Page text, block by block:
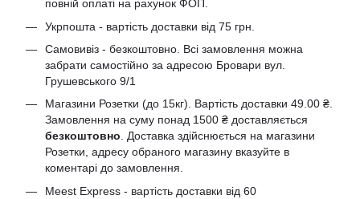
повній оплаті на рахунок ФОП.
Укрпошта - вартість доставки від 75 грн.
Самовивіз - безкоштовно. Всі замовлення можна
забрати самостійно за адресою Бровари вул.
Грушевського 9/1
Магазини Розетки (до 15кг). Вартість доставки 49.00 ₴.
Замовлення на суму понад 1500 ₴ доставляється
безкоштовно. Доставка здійснюється на магазини
Розетки, адресу обраного магазину вказуйте в
коментарі до замовлення.
Meest Express - вартість доставки від 60